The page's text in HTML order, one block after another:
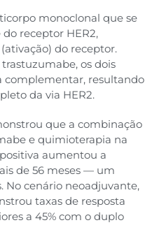
monoclonal que se
receptor HER2,
do receptor.
os dois
complementar, resultando
da via HER2.
que a combinação
e quimioterapia na
aumentou a
de 56 meses — um
No cenário neoadjuvante,
taxas de resposta
a 45% com o duplo